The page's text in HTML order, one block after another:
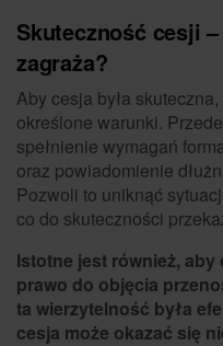
Skuteczność cesji
zagraża?
Aby cesja była
określone warunki.
spełnienie wymagań
oraz powiadomienie
Pozwoli to uniknąć
co do skuteczności
Istotne jest również, aby
prawo do objęcia
ta wierzytelność była
cesja może okazać się